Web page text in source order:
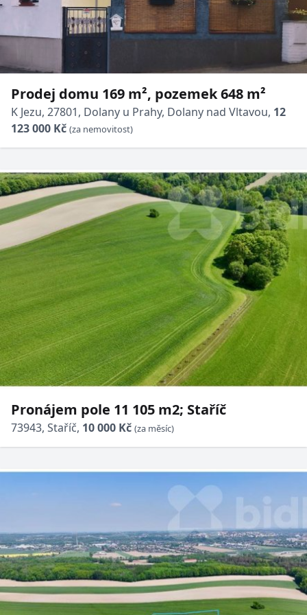
Prodej domu 169 m², pozemek 648 m²
K Jezu, 27801, Dolany u Prahy, Dolany nad Vltavou, 12
123 000 Kč (za nemovitost)
Pronájem pole 11 105 m2; Staříč
73943, Staříč, 10 000 Kč (za měsíc)